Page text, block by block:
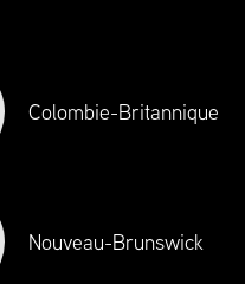
la chaîne
Canada. À titre de voix de
discussions sur les
réglementaires.
Colombie-Britannique
Nouveau-Brunswick